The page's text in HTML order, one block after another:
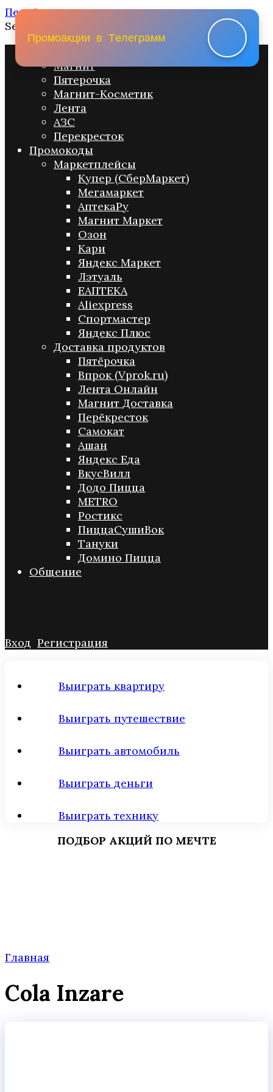
Перейти к содержанию
Search for:
Магнит
Пятерочка
Магнит-Косметик
Лента
АЗС
Перекресток
Промокоды
Маркетплейсы
Купер (СберМаркет)
Мегамаркет
АптекаРу
Магнит Маркет
Озон
Кари
Яндекс Маркет
Лэтуаль
ЕАПТЕКА
Aliexpress
Спортмастер
Яндекс Плюс
Доставка продуктов
Пятёрочка
Впрок (Vprok.ru)
Лента Онлайн
Магнит Доставка
Перёкресток
Самокат
Ашан
Яндекс Еда
ВкусВилл
Додо Пицца
METRO
Ростикс
ПиццаСушиВок
Тануки
Домино Пицца
Общение
Вход Регистрация
Выиграть квартиру
Выиграть путешествие
Выиграть автомобиль
Выиграть деньги
Выиграть технику
ПОДБОР АКЦИЙ ПО МЕЧТЕ
Главная
Cola Inzare
Промоакции в Телеграмм